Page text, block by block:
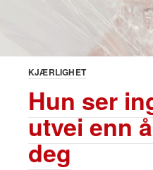
KJÆRLIGHET
Hun ser
utvei enn
deg